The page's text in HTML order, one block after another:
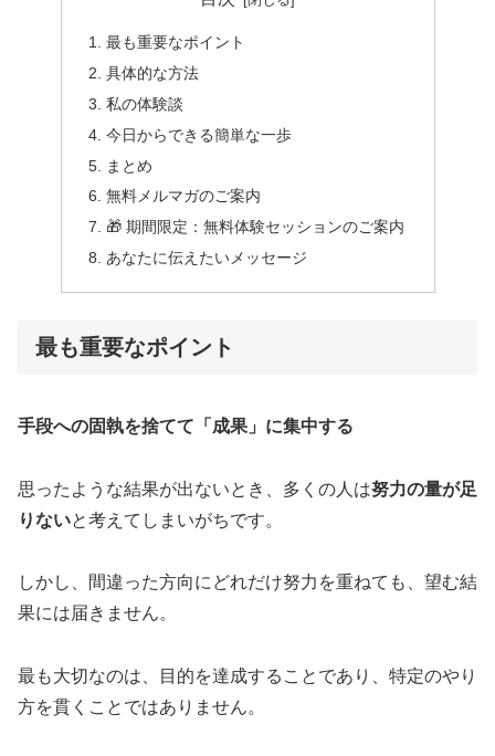
最も重要なポイント
具体的な方法
私の体験談
今日からできる簡単な一歩
まとめ
無料メルマガのご案内
🎁 期間限定：無料体験セッションのご案内
あなたに伝えたいメッセージ
最も重要なポイント
手段への固執を捨てて「成果」に集中する
思ったような結果が出ないとき、多くの人は努力の量が足
りないと考えてしまいがちです。
しかし、間違った方向にどれだけ努力を重ねても、望む結
果には届きません。
最も大切なのは、目的を達成することであり、特定のやり
方を貫くことではありません。